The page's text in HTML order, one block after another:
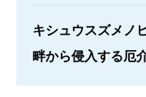
キシュウスズメノ
畔から侵入する厄